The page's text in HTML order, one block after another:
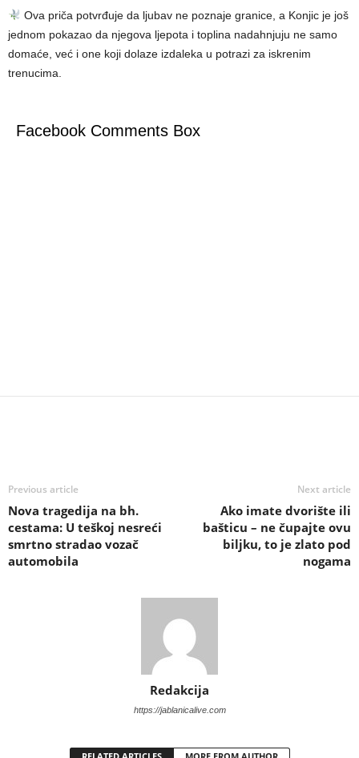
Ova priča potvrđuje da ljubav ne poznaje granice, a Konjic je još
jednom pokazao da njegova ljepota i toplina nadahnjuju ne samo
domaće, već i one koji dolaze izdaleka u potrazi za iskrenim
trenucima.
Facebook Comments Box
Previous article
Nova tragedija na bh.
cestama: U teškoj nesreći
smrtno stradao vozač
automobila
Next article
Ako imate dvorište ili
bašticu – ne čupajte ovu
biljku, to je zlato pod
nogama
Redakcija
https://jablanicalive.com